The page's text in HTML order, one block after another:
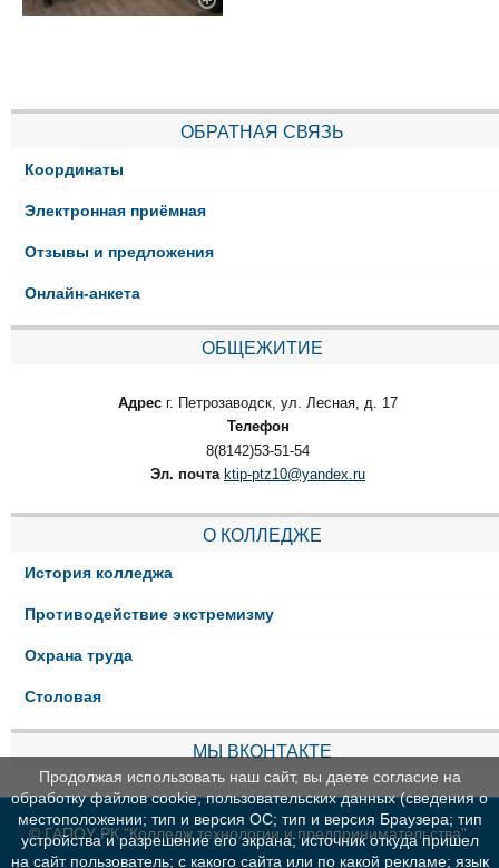
ОБРАТНАЯ СВЯЗЬ
Координаты
Электронная приёмная
Отзывы и предложения
Онлайн-анкета
ОБЩЕЖИТИЕ
Адрес г. Петрозаводск, ул. Лесная, д. 17
Телефон
8(8142)53-51-54
Эл. почта ktip-ptz10@yandex.ru
О КОЛЛЕДЖЕ
История колледжа
Противодействие экстремизму
Охрана труда
Столовая
МЫ ВКОНТАКТЕ
© ГАПОУ РК "Колледж технологии и предпринимательства"
Продолжая использовать наш сайт, вы даете согласие на
обработку файлов cookie, пользовательских данных (сведения о
местоположении; тип и версия ОС; тип и версия Браузера; тип
устройства и разрешение его экрана; источник откуда пришел
на сайт пользователь; с какого сайта или по какой рекламе; язык